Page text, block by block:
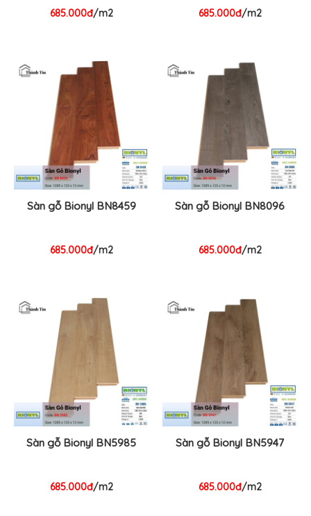
685.000đ/m2 685.000đ/m2
Sàn gỗ Bionyl BN8459
685.000đ/m2
Sàn gỗ Bionyl BN8096
685.000đ/m2
Sàn gỗ Bionyl BN5985
685.000đ/m2
Sàn gỗ Bionyl BN5947
685.000đ/m2